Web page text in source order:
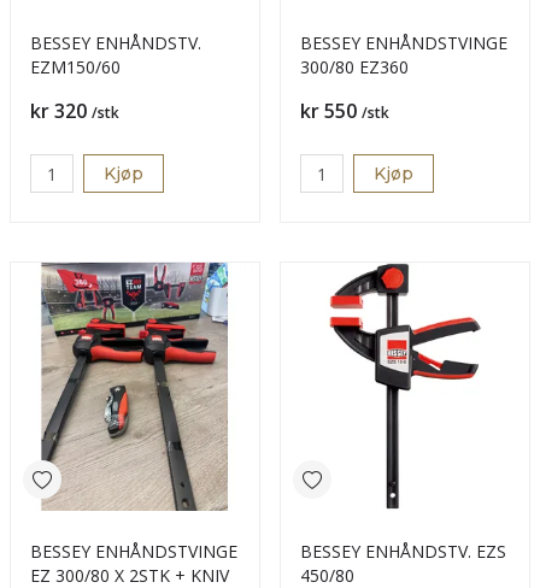
BESSEY ENHÅNDSTV.
EZM150/60
Pris
kr 320 /stk
Kjøp
BESSEY ENHÅNDSTVINGE
300/80 EZ360
Pris
kr 550 /stk
Kjøp
BESSEY ENHÅNDSTVINGE
EZ 300/80 X 2STK + KNIV
BESSEY ENHÅNDSTV. EZS
450/80